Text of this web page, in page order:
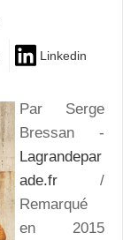
Linkedin
Par Serge
Bressan -
Lagrandepar
ade.fr /
Remarqué
en 2015